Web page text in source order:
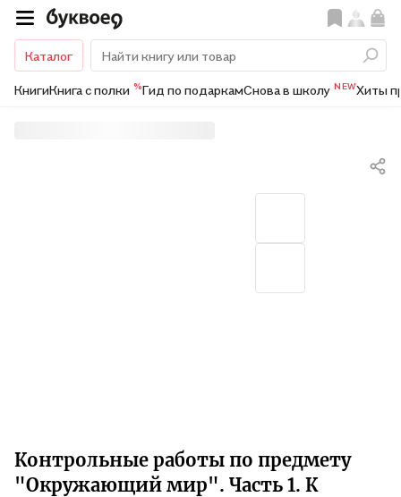
Каталог
КнигиКнига с полки %Гид по подаркамСнова в школу NEWХиты
Контрольные работы по предмету
"Окружающий мир". Часть 1. К